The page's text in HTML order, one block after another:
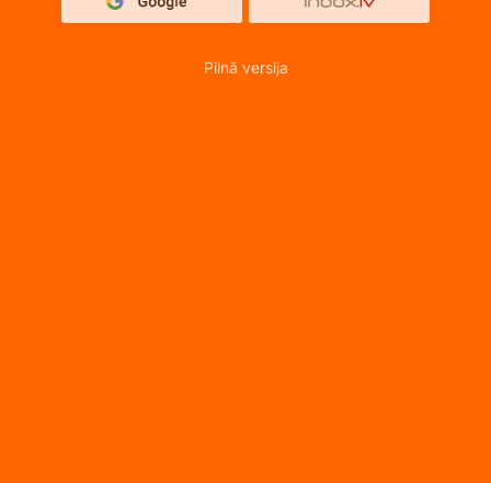
Pilnā versija